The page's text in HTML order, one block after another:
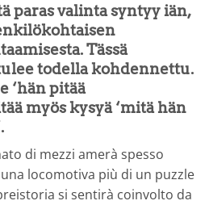
paras valinta syntyy iän,
Tässä
todella kohdennettu.
‘hän pitää
myös kysyä ‘mitä hän
di mezzi amerà spesso
locomotiva più di un puzzle
si sentirà coinvolto da